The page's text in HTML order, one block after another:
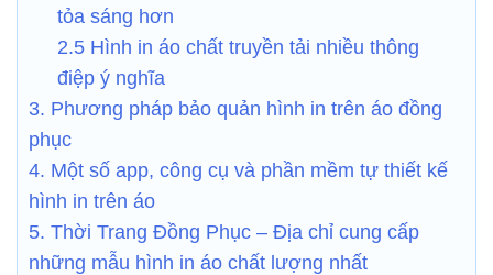
tỏa sáng hơn
2.5 Hình in áo chất truyền tải nhiều thông
điệp ý nghĩa
3. Phương pháp bảo quản hình in trên áo đồng
phục
4. Một số app, công cụ và phần mềm tự thiết kế
hình in trên áo
5. Thời Trang Đồng Phục – Địa chỉ cung cấp
những mẫu hình in áo chất lượng nhất